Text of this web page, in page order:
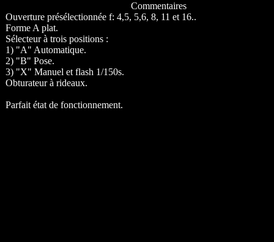
Commentaires
Ouverture présélectionnée f: 4,5, 5,6, 8, 11 et 16..
Forme A plat.
Sélecteur à trois positions :
1) "A" Automatique.
2) "B" Pose.
3) "X" Manuel et flash 1/150s.
Obturateur à rideaux.
Parfait état de fonctionnement.